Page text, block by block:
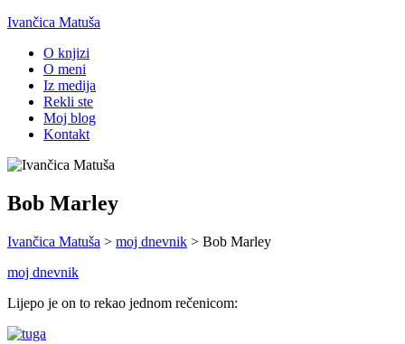
Ivančica Matuša
O knjizi
O meni
Iz medija
Rekli ste
Moj blog
Kontakt
Bob Marley
Ivančica Matuša > moj dnevnik > Bob Marley
moj dnevnik
Lijepo je on to rekao jednom rečenicom: